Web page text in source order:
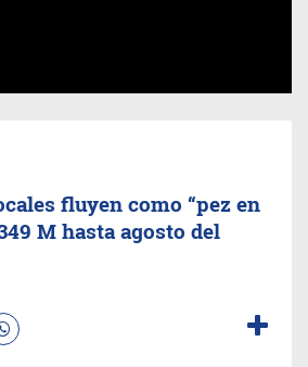
fluyen como “pez en
M hasta agosto del